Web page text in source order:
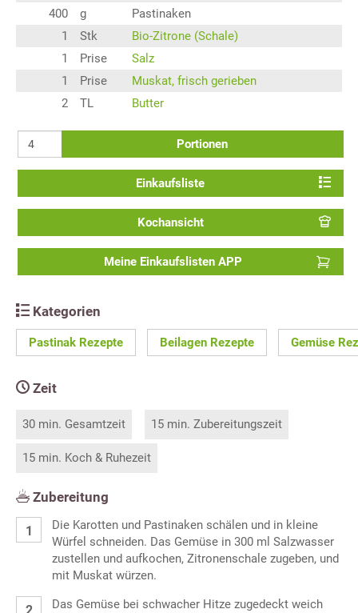
400
g
Pastinaken
1
Stk
Bio-Zitrone (Schale)
1
Prise
Salz
1
Prise
Muskat, frisch gerieben
2
TL Butter
Portionen
Einkaufsliste
Kochansicht
Meine Einkaufslisten APP
Kategorien
Pastinak Rezepte Beilagen Rezepte Gemüse
Zeit
30 min. Gesamtzeit 15 min. Zubereitungszeit
15 min. Koch & Ruhezeit
Zubereitung
Die Karotten und Pastinaken schälen und in kleine
Würfel schneiden. Das Gemüse in 300 ml Salzwasser
zustellen und aufkochen, Zitronenschale zugeben, und
mit Muskat würzen.
Das Gemüse bei schwacher Hitze zugedeckt weich